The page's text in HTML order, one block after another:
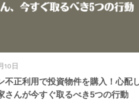
10日
不正利用で投資物件を購入！心配
さんが今すぐ取るべき5つの行動